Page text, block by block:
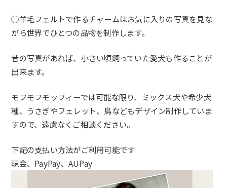
◯羊毛フェルトで作るチャームはお気に入りの写真を見な
がら世界でひとつの品物を制作します。
昔の写真があれば、 小さい頃飼っていた愛犬も作ることが
出来ます。
モフモフモッフィーでは可能な限り、ミックス犬や希少犬
種、 うさぎやフェレット、鳥などもデザイン制作していま
すので、 遠慮なくご相談ください。
下記の支払い方法がご利用可能です
現金、PayPay、AUPay